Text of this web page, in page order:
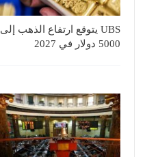
UBS يتوقع ارتفاع الذهب إلى
5000 دولار في 2027